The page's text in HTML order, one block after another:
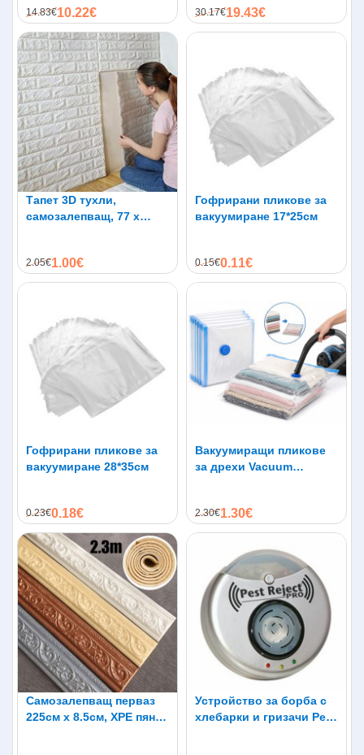
14.83€10.22€ 30.17€19.43€
Тапет 3D тухли,
самозалепващ, 77 х
2.05€1.00€
Гофрирани пликове за
вакуумиране 17*25см
0.15€0.11€
Гофрирани пликове за
вакуумиране 28*35см
0.23€0.18€
Вакуумиращи пликове
за дрехи Vacuum
2.30€1.30€
Самозалепващ перваз
225см х 8.5см, XPE пяна,
Устройство за борба с
хлебарки и гризачи Pest